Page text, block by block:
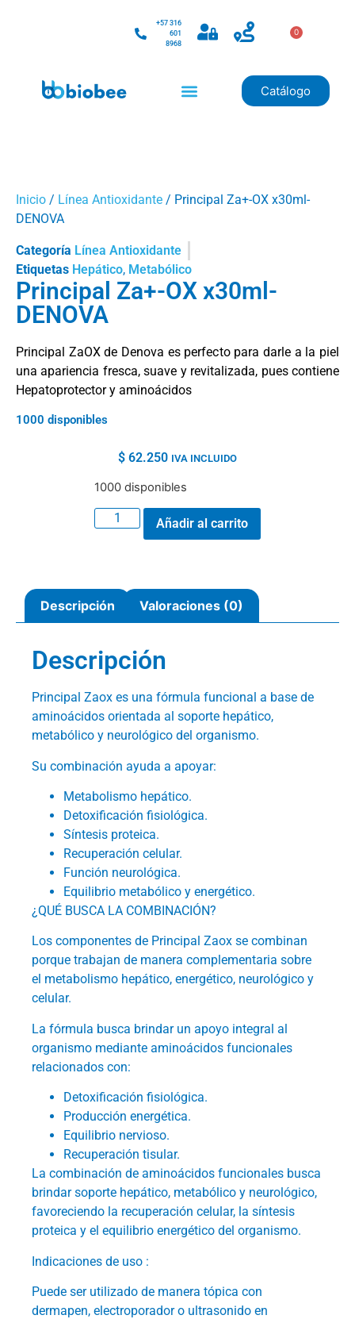
+57 316
601
8968
0
Catálogo
Inicio / Línea Antioxidante / Principal Za+-OX x30ml-
DENOVA
Categoría Línea Antioxidante
Etiquetas Hepático, Metabólico
Principal Za+-OX x30ml-
DENOVA
Principal ZaOX de Denova es perfecto para darle a la piel
una apariencia fresca, suave y revitalizada, pues contiene
Hepatoprotector y aminoácidos
1000 disponibles
$ 62.250 IVA INCLUIDO
1000 disponibles
Añadir al carrito
Descripción Valoraciones (0)
Descripción
Principal Zaox es una fórmula funcional a base de
aminoácidos orientada al soporte hepático,
metabólico y neurológico del organismo.
Su combinación ayuda a apoyar:
Metabolismo hepático.
Detoxificación fisiológica.
Síntesis proteica.
Recuperación celular.
Función neurológica.
Equilibrio metabólico y energético.
¿QUÉ BUSCA LA COMBINACIÓN?
Los componentes de Principal Zaox se combinan
porque trabajan de manera complementaria sobre
el metabolismo hepático, energético, neurológico y
celular.
La fórmula busca brindar un apoyo integral al
organismo mediante aminoácidos funcionales
relacionados con:
Detoxificación fisiológica.
Producción energética.
Equilibrio nervioso.
Recuperación tisular.
La combinación de aminoácidos funcionales busca
brindar soporte hepático, metabólico y neurológico,
favoreciendo la recuperación celular, la síntesis
proteica y el equilibrio energético del organismo.
Indicaciones de uso :
Puede ser utilizado de manera tópica con
dermapen, electroporador o ultrasonido en